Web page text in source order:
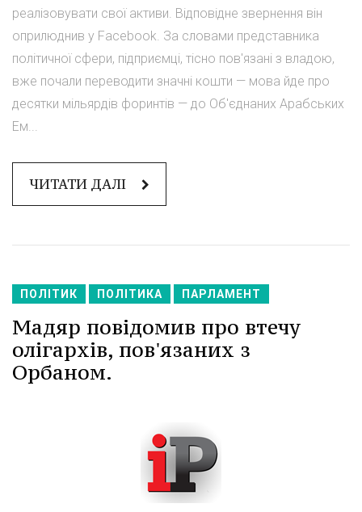
реалізовувати свої активи. Відповідне звернення він
оприлюднив у Facebook. За словами представника
політичної сфери, підприємці, тісно пов'язані з владою,
вже почали переводити значні кошти — мова йде про
десятки мільярдів форинтів — до Об'єднаних Арабських
Ем...
ЧИТАТИ ДАЛІ
ПОЛІТИК ПОЛІТИКА ПАРЛАМЕНТ
Мадяр повідомив про втечу
олігархів, пов'язаних з
Орбаном.